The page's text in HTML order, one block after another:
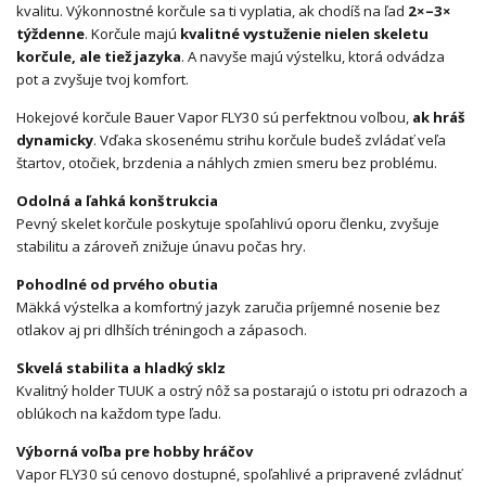
kvalitu. Výkonnostné korčule sa ti vyplatia, ak chodíš na ľad 2×–3×
týždenne. Korčule majú kvalitné vystuženie nielen skeletu
korčule, ale tiež jazyka. A navyše majú výstelku, ktorá odvádza
pot a zvyšuje tvoj komfort.
Hokejové korčule Bauer Vapor FLY30 sú perfektnou voľbou, ak hráš
dynamicky. Vďaka skosenému strihu korčule budeš zvládať veľa
štartov, otočiek, brzdenia a náhlych zmien smeru bez problému.
Odolná a ľahká konštrukcia
Pevný skelet korčule poskytuje spoľahlivú oporu členku, zvyšuje
stabilitu a zároveň znižuje únavu počas hry.
Pohodlné od prvého obutia
Mäkká výstelka a komfortný jazyk zaručia príjemné nosenie bez
otlakov aj pri dlhších tréningoch a zápasoch.
Skvelá stabilita a hladký sklz
Kvalitný holder TUUK a ostrý nôž sa postarajú o istotu pri odrazoch a
oblúkoch na každom type ľadu.
Výborná voľba pre hobby hráčov
Vapor FLY30 sú cenovo dostupné, spoľahlivé a pripravené zvládnuť